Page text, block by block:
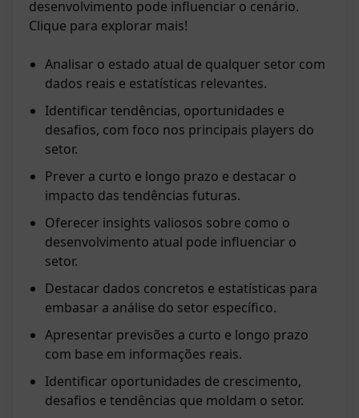
desenvolvimento pode influenciar o cenário.
Clique para explorar mais!
Analisar o estado atual de qualquer setor com
dados reais e estatísticas relevantes.
Identificar tendências, oportunidades e
desafios, com foco nos principais players do
setor.
Prever a curto e longo prazo e destacar o
impacto das tendências futuras.
Oferecer insights valiosos sobre como o
desenvolvimento atual pode influenciar o
setor.
Destacar dados concretos e estatísticas para
embasar a análise do setor específico.
Apresentar previsões a curto e longo prazo
com base em informações reais.
Identificar oportunidades de crescimento,
desafios e tendências que moldam o setor.